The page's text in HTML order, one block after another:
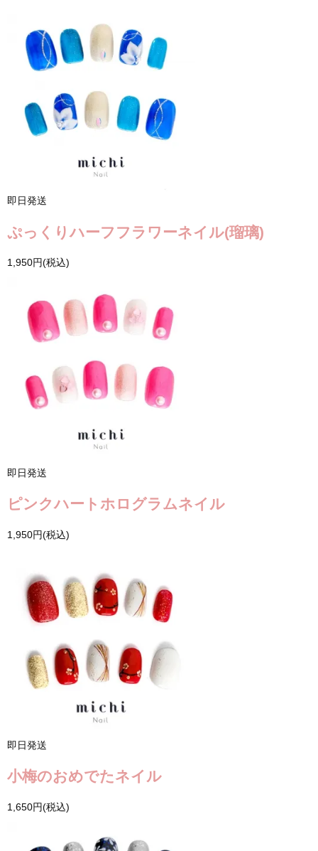
即日発送
ぷっくりハーフフラワーネイル(瑠璃)
1,950円(税込)
即日発送
ピンクハートホログラムネイル
1,950円(税込)
即日発送
小梅のおめでたネイル
1,650円(税込)